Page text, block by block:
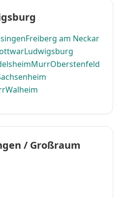
Freiberg am Neckar
Ludwigsburg
MurrOberstenfeld
Walheim
/ Großraum